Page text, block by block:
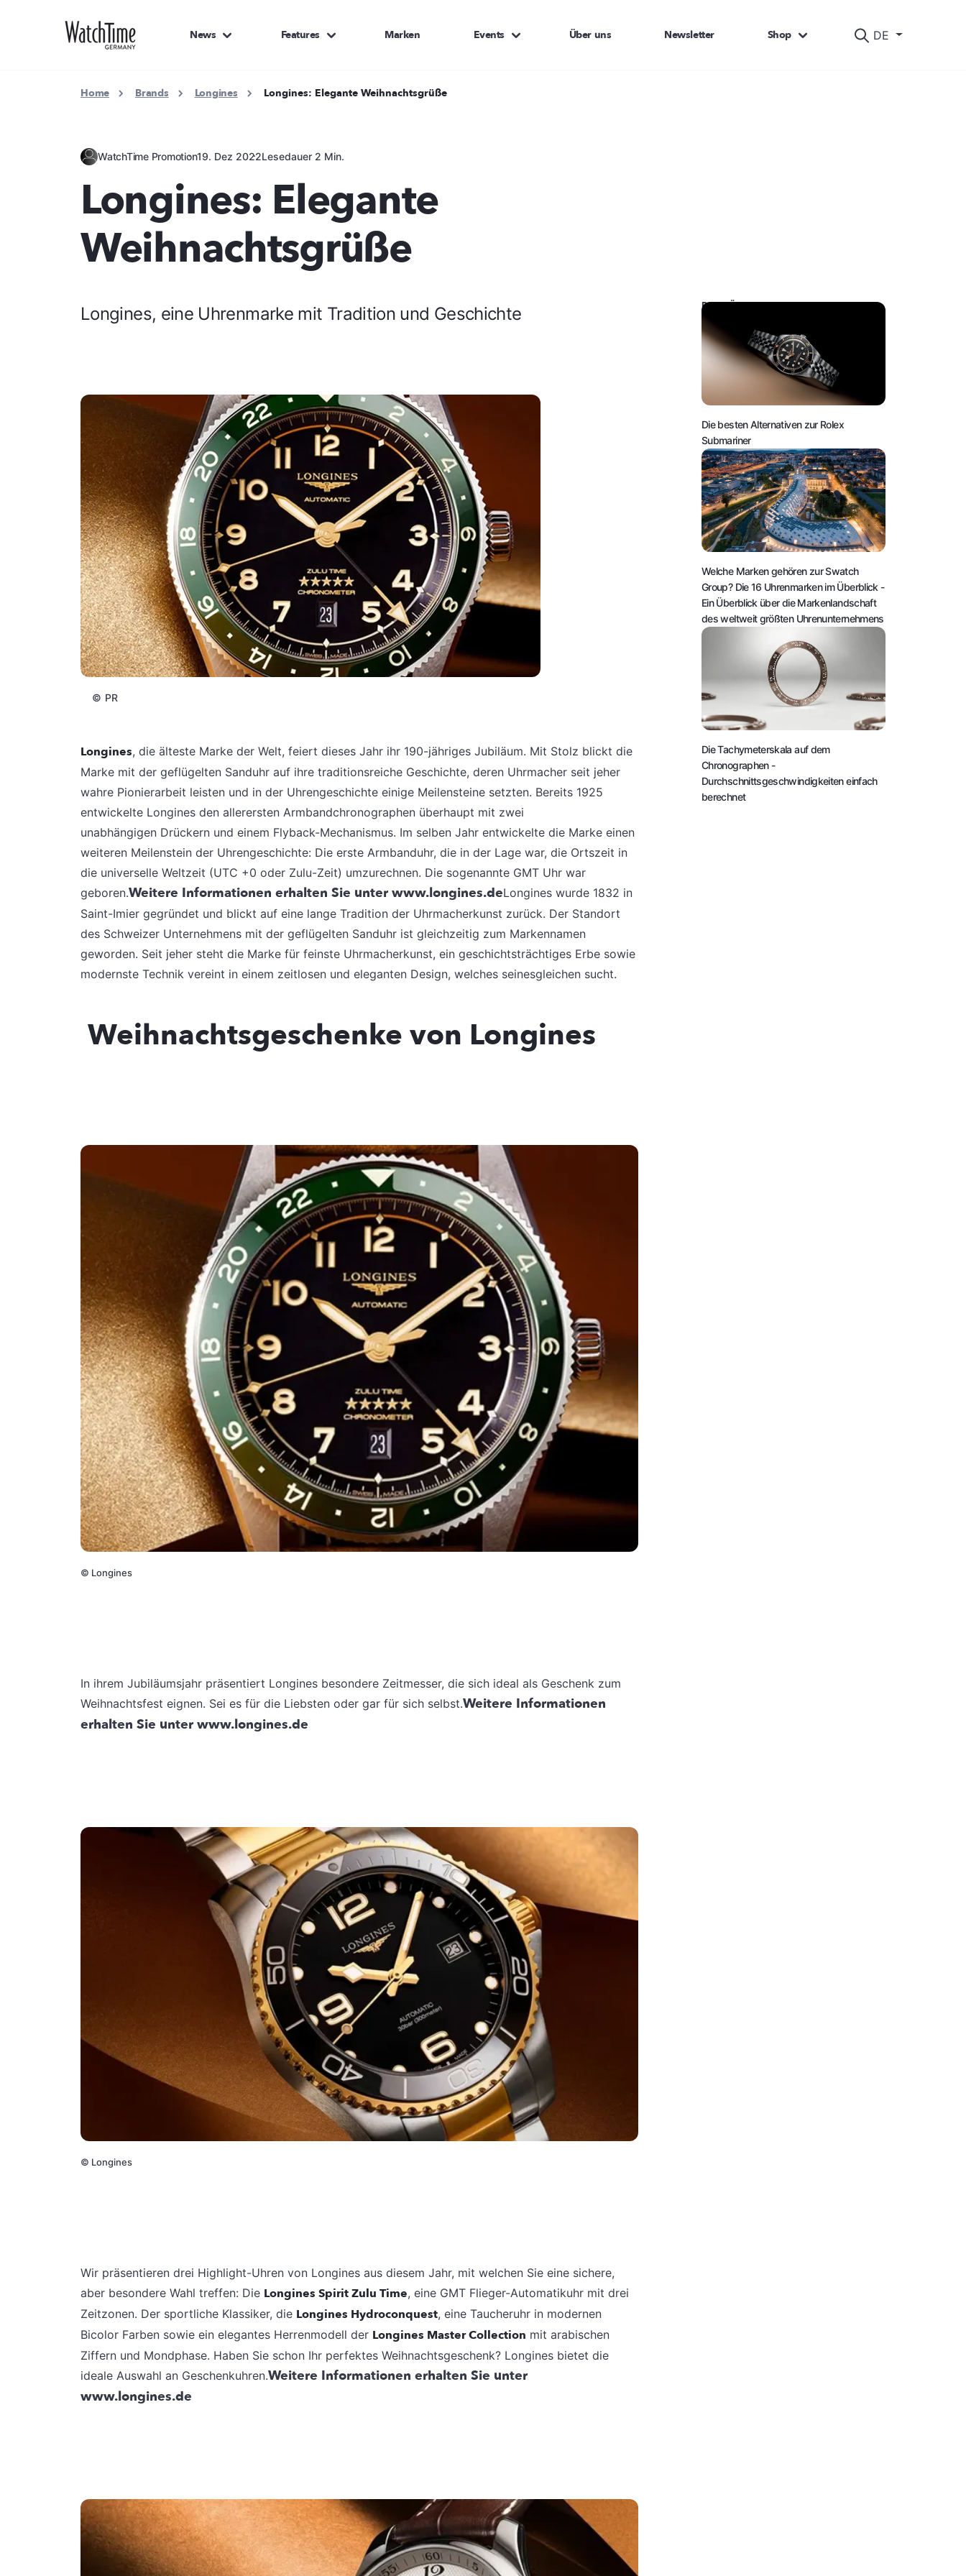
DE
News Features Marken Events Über uns Newsletter Shop
Home Brands Longines Longines: Elegante Weihnachtsgrüße
WatchTime Promotion19. Dez 2022Lesedauer 2 Min.
Longines: Elegante
Weihnachtsgrüße
Longines, eine Uhrenmarke mit Tradition und Geschichte
© PR
Longines, die älteste Marke der Welt, feiert dieses Jahr ihr 190-jähriges Jubiläum. Mit Stolz blickt die
Marke mit der geflügelten Sanduhr auf ihre traditionsreiche Geschichte, deren Uhrmacher seit jeher
wahre Pionierarbeit leisten und in der Uhrengeschichte einige Meilensteine setzten. Bereits 1925
entwickelte Longines den allerersten Armbandchronographen überhaupt mit zwei
unabhängigen Drückern und einem Flyback-Mechanismus. Im selben Jahr entwickelte die Marke einen
weiteren Meilenstein der Uhrengeschichte: Die erste Armbanduhr, die in der Lage war, die Ortszeit in
die universelle Weltzeit (UTC +0 oder Zulu-Zeit) umzurechnen. Die sogenannte GMT Uhr war
geboren.Weitere Informationen erhalten Sie unter www.longines.deLongines wurde 1832 in
Saint-Imier gegründet und blickt auf eine lange Tradition der Uhrmacherkunst zurück. Der Standort
des Schweizer Unternehmens mit der geflügelten Sanduhr ist gleichzeitig zum Markennamen
geworden. Seit jeher steht die Marke für feinste Uhrmacherkunst, ein geschichtsträchtiges Erbe sowie
modernste Technik vereint in einem zeitlosen und eleganten Design, welches seinesgleichen sucht.
Weihnachtsgeschenke von Longines
© Longines
In ihrem Jubiläumsjahr präsentiert Longines besondere Zeitmesser, die sich ideal als Geschenk zum
Weihnachtsfest eignen. Sei es für die Liebsten oder gar für sich selbst.Weitere Informationen
erhalten Sie unter www.longines.de
© Longines
Wir präsentieren drei Highlight-Uhren von Longines aus diesem Jahr, mit welchen Sie eine sichere,
aber besondere Wahl treffen: Die Longines Spirit Zulu Time, eine GMT Flieger-Automatikuhr mit drei
Zeitzonen. Der sportliche Klassiker, die Longines Hydroconquest, eine Taucheruhr in modernen
Bicolor Farben sowie ein elegantes Herrenmodell der Longines Master Collection mit arabischen
Ziffern und Mondphase. Haben Sie schon Ihr perfektes Weihnachtsgeschenk? Longines bietet die
ideale Auswahl an Geschenkuhren.Weitere Informationen erhalten Sie unter
www.longines.de
DAS KÖNNTE SIE AUCH INTERESSIEREN:
Die besten Alternativen zur Rolex
Submariner
Welche Marken gehören zur Swatch
Group? Die 16 Uhrenmarken im Überblick -
Ein Überblick über die Markenlandschaft
des weltweit größten Uhrenunternehmens
Die Tachymeterskala auf dem
Chronographen -
Durchschnittsgeschwindigkeiten einfach
berechnet